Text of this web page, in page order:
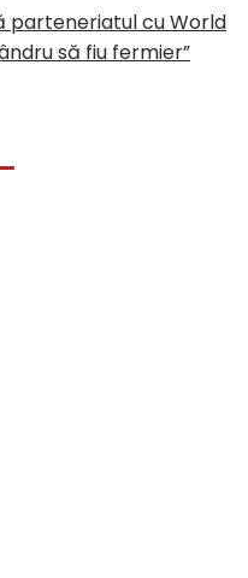
parteneriatul cu World
să fiu fermier”